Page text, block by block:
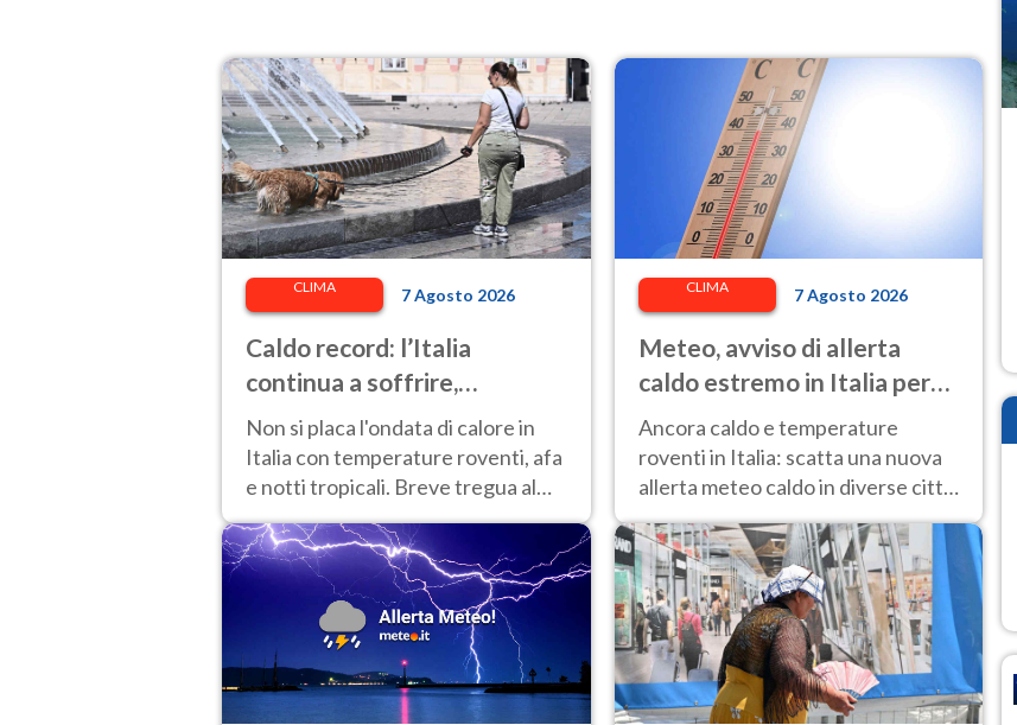
CLIMA 7 Agosto 2026
Caldo record: l’Italia
continua a soffrire,
temperature oltre 40°C e
afa per altri 10 giorni
Non si placa l'ondata di calore in
Italia con temperature roventi, afa
e notti tropicali. Breve tregua al
Nord.
CLIMA 7 Agosto 2026
Meteo, avviso di allerta
caldo estremo in Italia per
l'8 agosto 2026: le città a
rischio per il Ministero della
Salute
Ancora caldo e temperature
roventi in Italia: scatta una nuova
allerta meteo caldo in diverse città
contrassegnate dal bollino rosso e
giallo.